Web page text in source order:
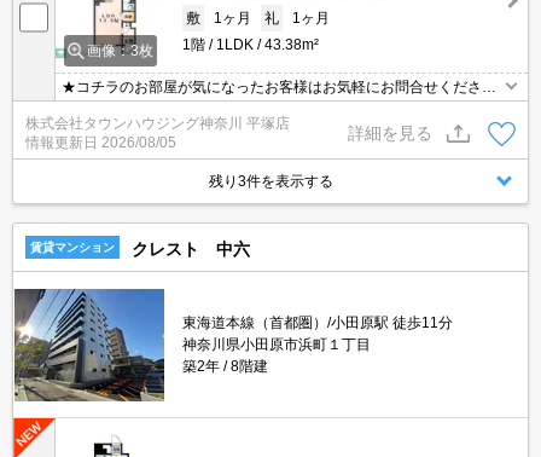
画像：3枚
敷
1ヶ月 礼
1ヶ月
1階
1LDK 43.38m²
★コチラのお部屋が気になったお客様はお気軽にお問合せください
ませ★専門スタッフが詳細情報をご案内させていただきます！もち
ろん、他の物件もまとめてご紹介可能です！
株式会社タウンハウジング神奈川 平塚店
情報更新日 2026/08/05
詳細を見る
残り3件を表示する
賃貸マンション クレスト 中六
東海道本線（首都圏）/小田原駅 徒歩11分
神奈川県小田原市浜町１丁目
築2年
8階建